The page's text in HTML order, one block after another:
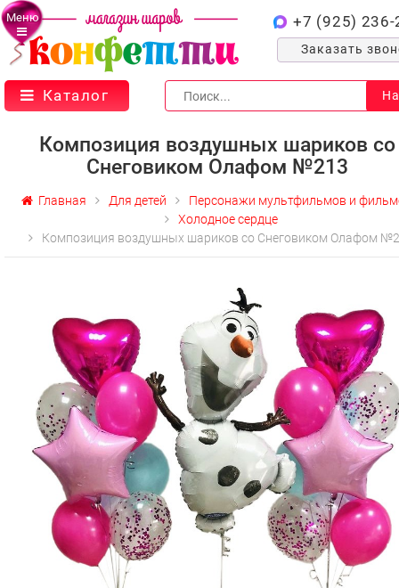
Меню +7 (925) 236-
Заказать
Каталог
Композиция воздушных шариков со
Снеговиком Олафом №213
Главная Для детей
Персонажи мультфильмов и
Холодное сердце
Композиция воздушных шариков со Снеговиком Олафом